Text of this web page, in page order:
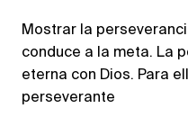
Mostrar la
conduce a la meta. La
eterna con Dios. Para
perseverante